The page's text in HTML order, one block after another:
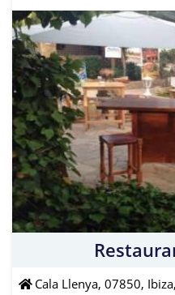
Cala Llenya, 07850,